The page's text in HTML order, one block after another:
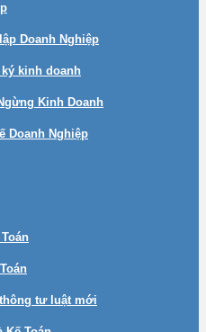
Doanh Nghiệp
kinh doanh
Kinh Doanh
Doanh Nghiệp
tư luật mới